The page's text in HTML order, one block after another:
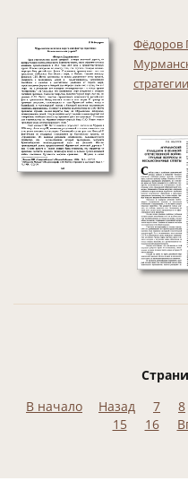
Фёдоров
В начало
Назад 7 8
15
16